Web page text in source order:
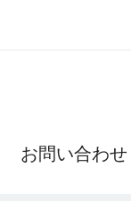
お問い合わせ